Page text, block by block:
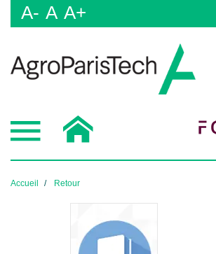
A- A A+
Accueil Retour